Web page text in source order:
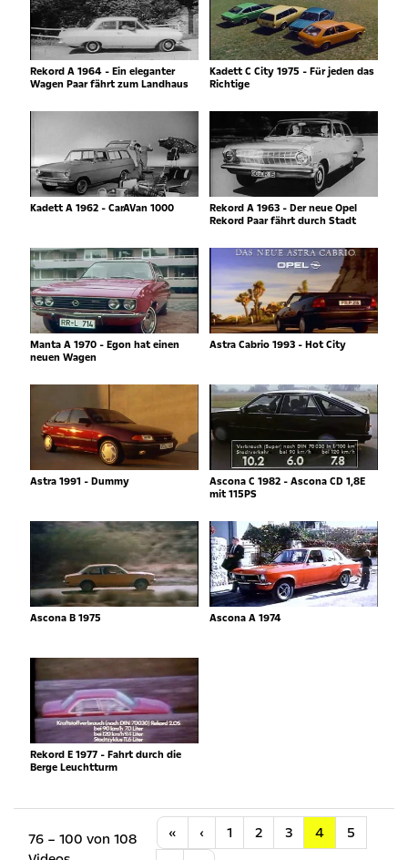
Rekord A 1964 - Ein eleganter
Wagen Paar fährt zum Landhaus
Kadett C City 1975 - Für jeden das
Richtige
Kadett A 1962 - CarAVan 1000
Rekord A 1963 - Der neue Opel
Rekord Paar fährt durch Stadt
Manta A 1970 - Egon hat einen
neuen Wagen
Astra Cabrio 1993 - Hot City
Astra 1991 - Dummy
Ascona C 1982 - Ascona CD 1,8E
mit 115PS
Ascona B 1975 Ascona A 1974
Rekord E 1977 - Fahrt durch die
Berge Leuchtturm
76 – 100 von 108
«Anfang
‹Vorherige
1 2 3 4
5